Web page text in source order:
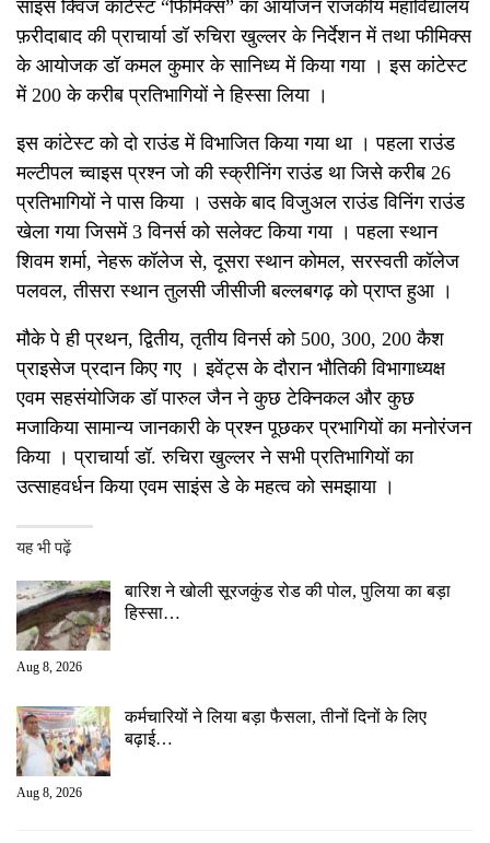
साइंस क्विज कांटेस्ट “फिमिक्स” का आयोजन राजकीय महाविद्यालय
फ़रीदाबाद की प्राचार्या डॉ रुचिरा खुल्लर के निर्देशन में तथा फीमिक्स
के आयोजक डॉ कमल कुमार के सानिध्य में किया गया । इस कांटेस्ट
में 200 के करीब प्रतिभागियों ने हिस्सा लिया ।
इस कांटेस्ट को दो राउंड में विभाजित किया गया था । पहला राउंड
मल्टीपल च्वाइस प्रश्न जो की स्क्रीनिंग राउंड था जिसे करीब 26
प्रतिभागियों ने पास किया । उसके बाद विजुअल राउंड विनिंग राउंड
खेला गया जिसमें 3 विनर्स को सलेक्ट किया गया । पहला स्थान
शिवम शर्मा, नेहरू कॉलेज से, दूसरा स्थान कोमल, सरस्वती कॉलेज
पलवल, तीसरा स्थान तुलसी जीसीजी बल्लबगढ़ को प्राप्त हुआ ।
मौके पे ही प्रथन, द्वितीय, तृतीय विनर्स को 500, 300, 200 कैश
प्राइसेज प्रदान किए गए । इवेंट्स के दौरान भौतिकी विभागाध्यक्ष
एवम सहसंयोजिक डॉ पारुल जैन ने कुछ टेक्निकल और कुछ
मजाकिया सामान्य जानकारी के प्रश्न पूछकर प्रभागियों का मनोरंजन
किया । प्राचार्या डॉ. रुचिरा खुल्लर ने सभी प्रतिभागियों का
उत्साहवर्धन किया एवम साइंस डे के महत्व को समझाया ।
यह भी पढ़ें
बारिश ने खोली सूरजकुंड रोड की पोल, पुलिया का बड़ा
हिस्सा…
Aug 8, 2026
कर्मचारियों ने लिया बड़ा फैसला, तीनों दिनों के लिए
बढ़ाई…
Aug 8, 2026